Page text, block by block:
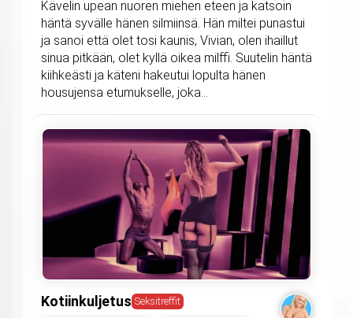
Kävelin upean nuoren miehen eteen ja katsoin
häntä syvälle hänen silmiinsä. Hän miltei punastui
ja sanoi että olet tosi kaunis, Vivian, olen ihaillut
sinua pitkään, olet kyllä oikea milffi. Suutelin häntä
kiihkeästi ja käteni hakeutui lopulta hänen
housujensa etumukselle, joka...
Kotiinkuljetus Seksitreffit